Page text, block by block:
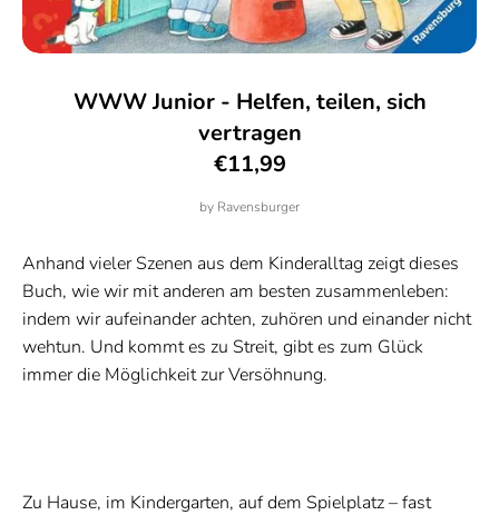
WWW Junior - Helfen, teilen, sich
vertragen
€11,99
by Ravensburger
Anhand vieler Szenen aus dem Kinderalltag zeigt dieses
Buch, wie wir mit anderen am besten zusammenleben:
indem wir aufeinander achten, zuhören und einander nicht
wehtun. Und kommt es zu Streit, gibt es zum Glück
immer die Möglichkeit zur Versöhnung.
Zu Hause, im Kindergarten, auf dem Spielplatz – fast